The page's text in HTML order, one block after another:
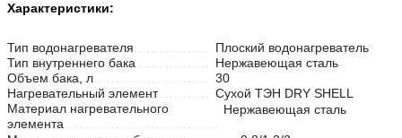
Характеристики:
Тип водонагревателя
Плоский водонагреватель
Тип внутреннего бака
Нержавеющая сталь
Объем бака, л
30
Нагревательный элемент
Сухой ТЭН DRY SHELL
Материал нагревательного
элемента
Нержавеющая сталь